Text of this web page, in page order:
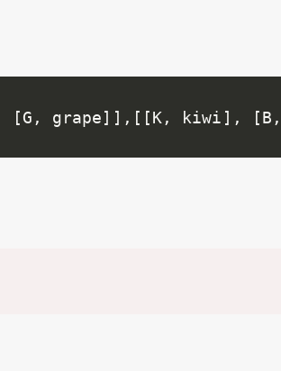
grape]],[[K, kiwi], [B,